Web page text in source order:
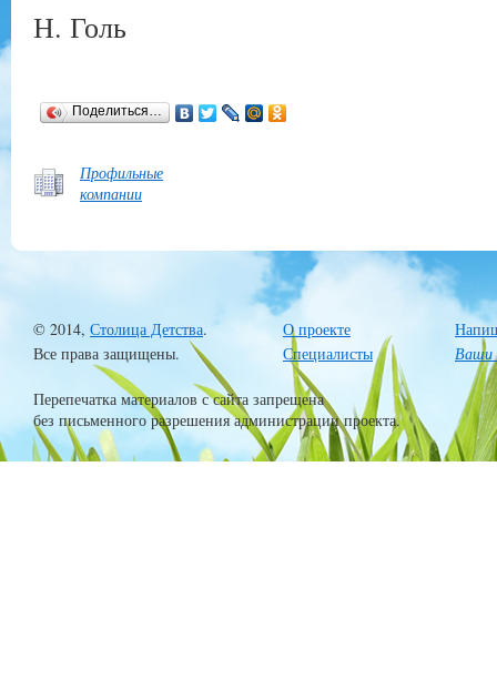
Н. Голь
Поделиться…
Профильные
компании
© 2014, Столица Детства.
Все права защищены.
О проекте
Специалисты
Ваши
Перепечатка материалов с сайта запрещена
без письменного разрешения администрации проекта.